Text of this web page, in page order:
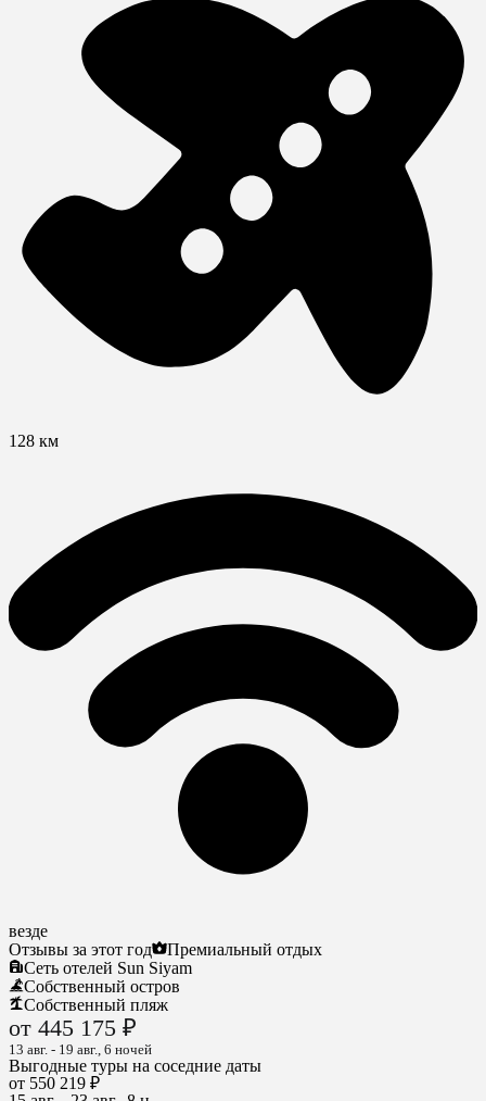
128 км
везде
Отзывы за этот год
Премиальный отдых
Сеть отелей Sun Siyam
Собственный остров
Собственный пляж
от 445 175 ₽
13 авг. - 19 авг., 6 ночей
Выгодные туры на соседние даты
от 550 219 ₽